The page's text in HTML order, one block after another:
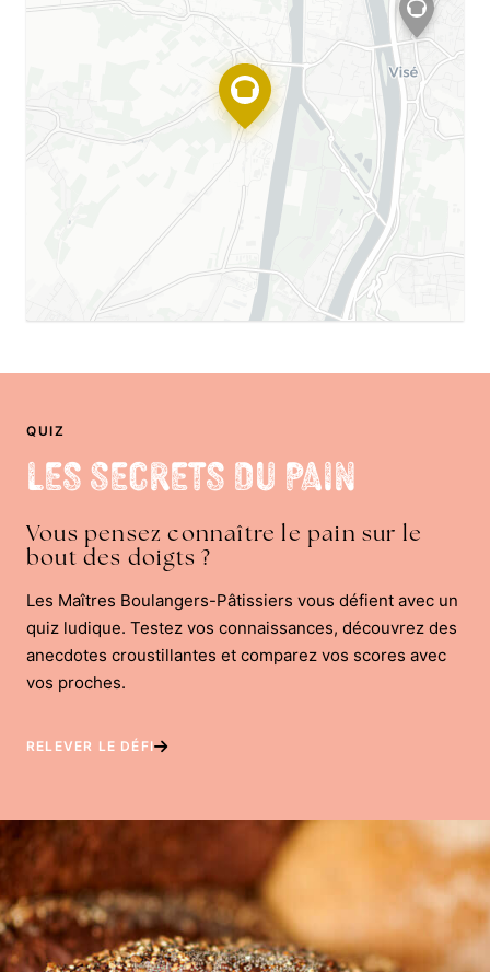
QUIZ
Les Secrets du Pain
Vous pensez connaître le pain sur le
bout des doigts ?
Les Maîtres Boulangers-Pâtissiers vous défient avec un
quiz ludique. Testez vos connaissances, découvrez des
anecdotes croustillantes et comparez vos scores avec
vos proches.
RELEVER LE DÉFI